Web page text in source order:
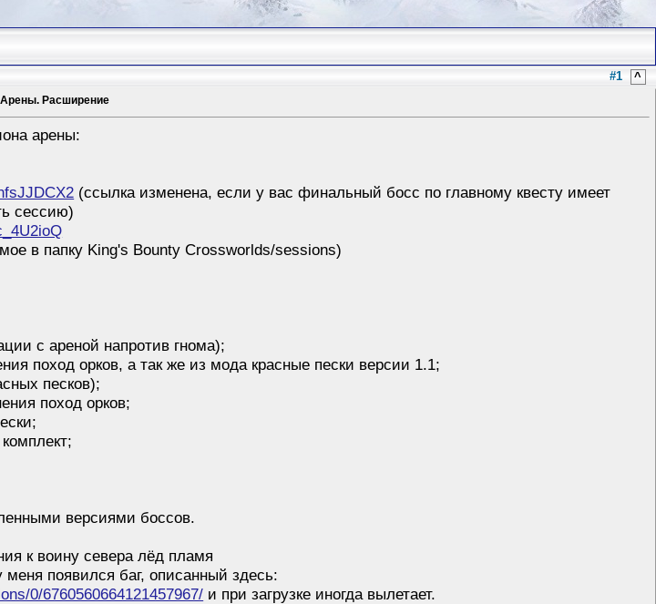
#1 ^
Арены. Расширение
арены:
(ссылка изменена, если у вас финальный босс по главному квесту имеет
сессию)
в папку King's Bounty Crossworlds/sessions)
с ареной напротив гнома);
поход орков, а так же из мода красные пески версии 1.1;
песков);
поход орков;
версиями боссов.
к воину севера лёд пламя
появился баг, описанный здесь:
0/6760560664121457967/ и при загрузке иногда вылетает.